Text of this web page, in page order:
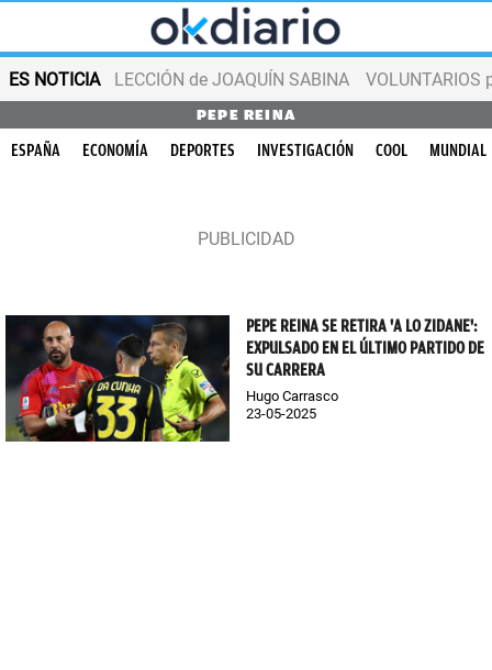
ES NOTICIA LECCIÓN de JOAQUÍN SABINA VOLUNTARIOS
PEPE REINA
ESPAÑA ECONOMÍA DEPORTES INVESTIGACIÓN COOL MUNDIAL
PEPE REINA SE RETIRA 'A LO ZIDANE':
EXPULSADO EN EL ÚLTIMO PARTIDO DE
SU CARRERA
Hugo Carrasco
23-05-2025